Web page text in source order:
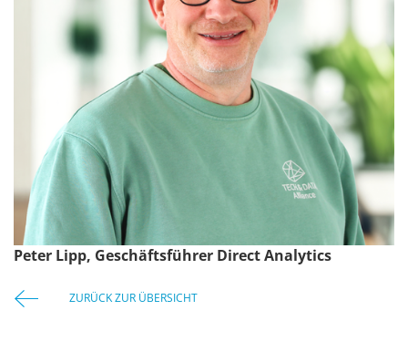
Peter Lipp, Geschäftsführer Direct Analytics
ZURÜCK ZUR ÜBERSICHT